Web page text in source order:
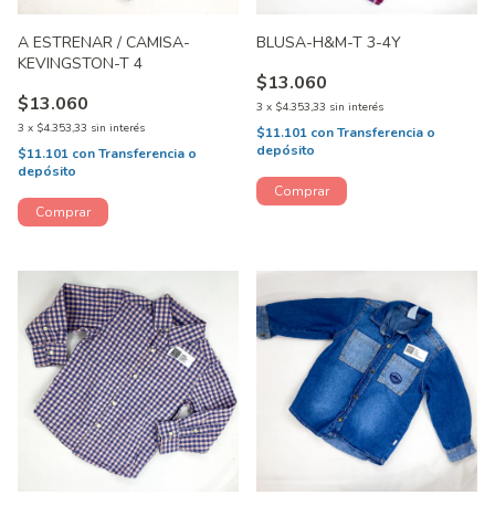
A ESTRENAR / CAMISA-
KEVINGSTON-T 4
$13.060
3 x $4.353,33 sin interés
$11.101 conTransferencia o
depósito
BLUSA-H&M-T 3-4Y
$13.060
3 x $4.353,33 sin interés
$11.101 conTransferencia o
depósito